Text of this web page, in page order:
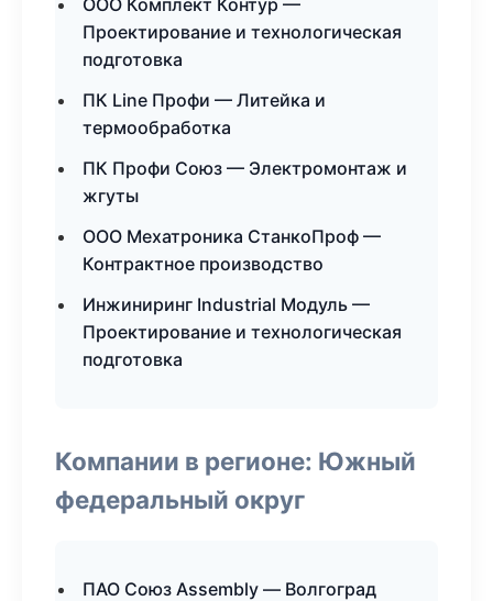
ООО Комплект Контур —
Проектирование и технологическая
подготовка
ПК Line Профи — Литейка и
термообработка
ПК Профи Союз — Электромонтаж и
жгуты
ООО Мехатроника СтанкоПроф —
Контрактное производство
Инжиниринг Industrial Модуль —
Проектирование и технологическая
подготовка
Компании в регионе: Южный
федеральный округ
ПАО Союз Assembly — Волгоград